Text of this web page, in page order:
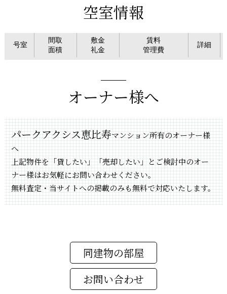
空室情報
号室
間取
面積
敷金
礼金
賃料
管理費
詳細
オーナー様へ
パークアクシス恵比寿マンション所有のオーナー様
へ
上記物件を「貸したい」「売却したい」とご検討中のオー
ナー様はお気軽にお問い合わせください。
無料査定・当サイトへの掲載のみも無料で対応いたします。
同建物の部屋